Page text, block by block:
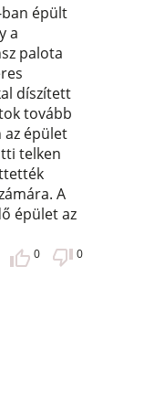
ban épült
a
palota
díszített
tovább
az épület
telken
A
épület az
0 0